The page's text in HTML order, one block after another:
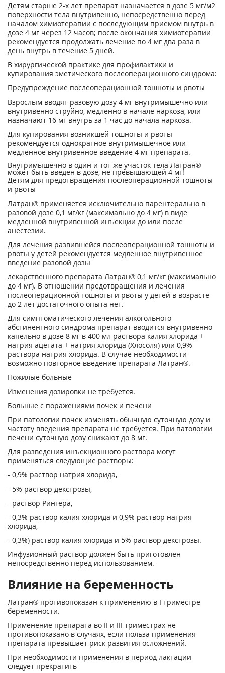
Детям старше 2-х лет препарат назначается в дозе 5 мг/м2
поверхности тела внутривенно, непосредственно перед
началом химиотерапии с последующим приемом внутрь в
дозе 4 мг через 12 часов; после окончания химиотерапии
рекомендуется продолжать лечение по 4 мг два раза в
день внутрь в течение 5 дней.
В хирургической практике для профилактики и
купирования эметического послеоперационного синдрома:
Предупреждение послеоперационной тошноты и рвоты
Взрослым вводят разовую дозу 4 мг внутримышечно или
внутривенно струйно, медленно в начале наркоза, или
назначают 16 мг внутрь за 1 час до начала наркоза.
Для купирования возникшей тошноты и рвоты
рекомендуется однократное внутримышечное или
медленное внутривенное введение 4 мг препарата.
Внутримышечно в один и тот же участок тела Латран®
может быть введен в дозе, не превышающей 4 мг!
Детям для предотвращения послеоперационной тошноты
и рвоты
Латран® применяется исключительно парентерально в
разовой дозе 0,1 мг/кг (максимально до 4 мг) в виде
медленной внутривенной инъекции до или после
анестезии.
Для лечения развившейся послеоперационной тошноты и
рвоты у детей рекомендуется медленное внутривенное
введение разовой дозы
лекарственного препарата Латран® 0,1 мг/кг (максимально
до 4 мг). В отношении предотвращения и лечения
послеоперационной тошноты и рвоты у детей в возрасте
до 2 лет достаточного опыта нет.
Для симптоматического лечения алкогольного
абстинентного синдрома препарат вводится внутривенно
капельно в дозе 8 мг в 400 мл раствора калия хлорида +
натрия ацетата + натрия хлорида (Хлосоля) или 0,9%
раствора натрия хлорида. В случае необходимости
возможно повторное введение препарата Латран®.
Пожилые больные
Изменения дозировки не требуется.
Больные с поражениями почек и печени
При патологии почек изменять обычную суточную дозу и
частоту введения препарата не требуется. При патологии
печени суточную дозу снижают до 8 мг.
Для разведения инъекционного раствора могут
применяться следующие растворы:
- 0,9% раствор натрия хлорида,
- 5% раствор декстрозы,
- раствор Рингера,
- 0,3% раствор калия хлорида и 0,9% раствор натрия
хлорида,
- 0,3%) раствор калия хлорида и 5% раствор декстрозы.
Инфузионный раствор должен быть приготовлен
непосредственно перед использованием.
Влияние на беременность
Латран® противопоказан к применению в I триместре
беременности.
Применение препарата во II и III триместрах не
противопоказано в случаях, если польза применения
препарата превышает риск развития осложнений.
При необходимости применения в период лактации
следует прекратить